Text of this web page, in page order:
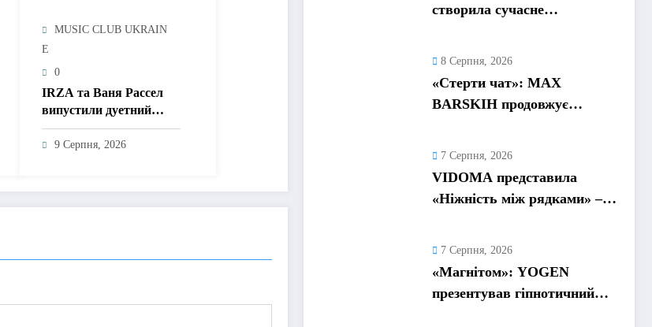
MUSIC CLUB UKRAIN
E
0
IRZA та Ваня Рассел
випустили дуетний
сингл «Заборона на
любов» – історію про
9 Серпня, 2026
створила сучасне
8 Серпня, 2026
«Стерти чат»: MAX
BARSKIH продовжує
7 Серпня, 2026
VIDOMA представила
«Ніжність між рядками» –
7 Серпня, 2026
«Магнітом»: YOGEN
презентував гіпнотичний